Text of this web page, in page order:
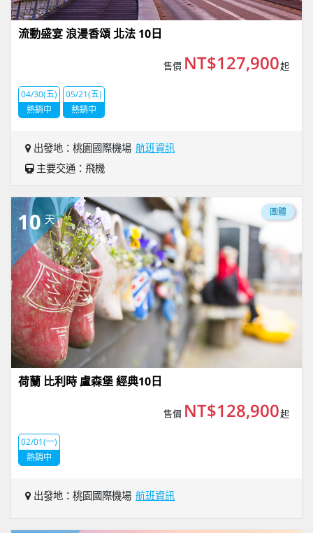
流動盛宴 浪漫香頌 北法 10日
售價 NT$127,900起
04/30(五)
熱銷中
05/21(五)
熱銷中
出發地：桃園國際機場 航班資訊
主要交通：飛機
10 天
團體
荷蘭 比利時 盧森堡 經典10日
售價 NT$128,900起
02/01(一)
熱銷中
出發地：桃園國際機場 航班資訊